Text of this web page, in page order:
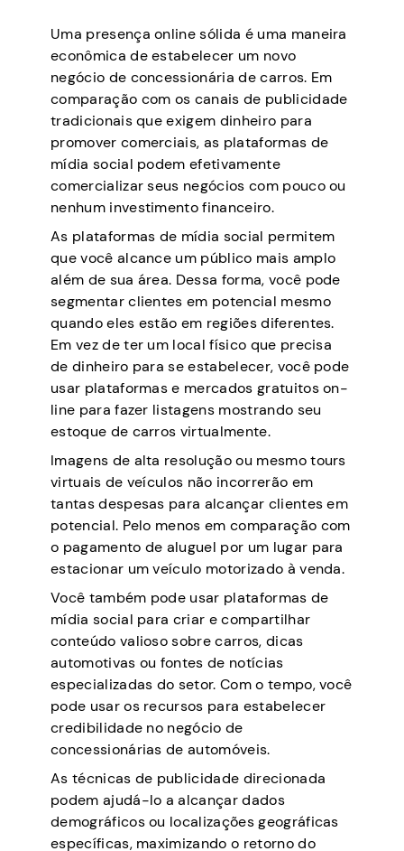
Uma presença online sólida é uma maneira
econômica de estabelecer um novo
negócio de concessionária de carros. Em
comparação com os canais de publicidade
tradicionais que exigem dinheiro para
promover comerciais, as plataformas de
mídia social podem efetivamente
comercializar seus negócios com pouco ou
nenhum investimento financeiro.
As plataformas de mídia social permitem
que você alcance um público mais amplo
além de sua área. Dessa forma, você pode
segmentar clientes em potencial mesmo
quando eles estão em regiões diferentes.
Em vez de ter um local físico que precisa
de dinheiro para se estabelecer, você pode
usar plataformas e mercados gratuitos on-
line para fazer listagens mostrando seu
estoque de carros virtualmente.
Imagens de alta resolução ou mesmo tours
virtuais de veículos não incorrerão em
tantas despesas para alcançar clientes em
potencial. Pelo menos em comparação com
o pagamento de aluguel por um lugar para
estacionar um veículo motorizado à venda.
Você também pode usar plataformas de
mídia social para criar e compartilhar
conteúdo valioso sobre carros, dicas
automotivas ou fontes de notícias
especializadas do setor. Com o tempo, você
pode usar os recursos para estabelecer
credibilidade no negócio de
concessionárias de automóveis.
As técnicas de publicidade direcionada
podem ajudá-lo a alcançar dados
demográficos ou localizações geográficas
específicas, maximizando o retorno do